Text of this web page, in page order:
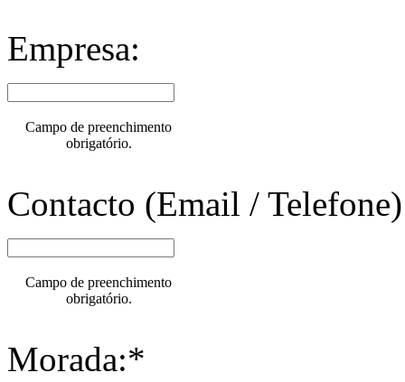
Empresa:
Campo de preenchimento
obrigatório.
Contacto (Email /
Campo de preenchimento
obrigatório.
Morada:*